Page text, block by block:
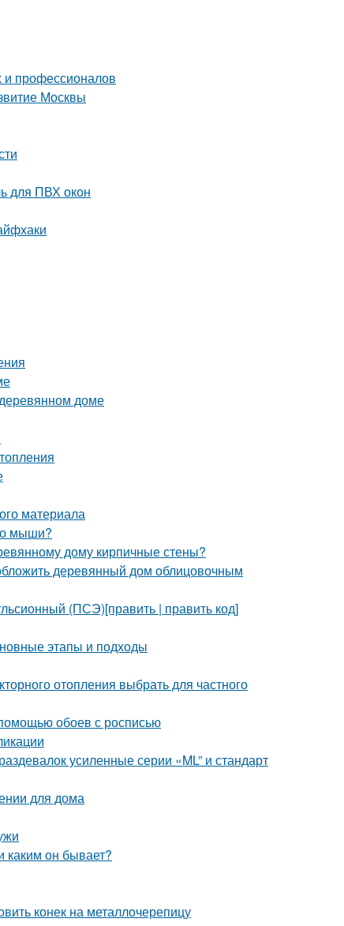
профессионалов
Москвы
для ПВХ окон
доме
материала
мыши?
дому кирпичные стены?
деревянный дом облицовочным
(ПСЭ)[править | править код]
этапы и подходы
отопления выбрать для частного
обоев с росписью
усиленные серии «ML” и стандарт
для дома
каким он бывает?
конек на металлочерепицу